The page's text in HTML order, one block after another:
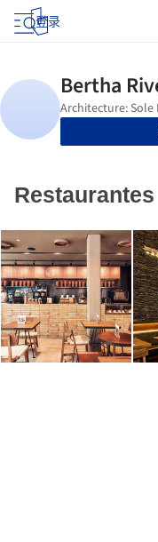
登录
Restaurantes